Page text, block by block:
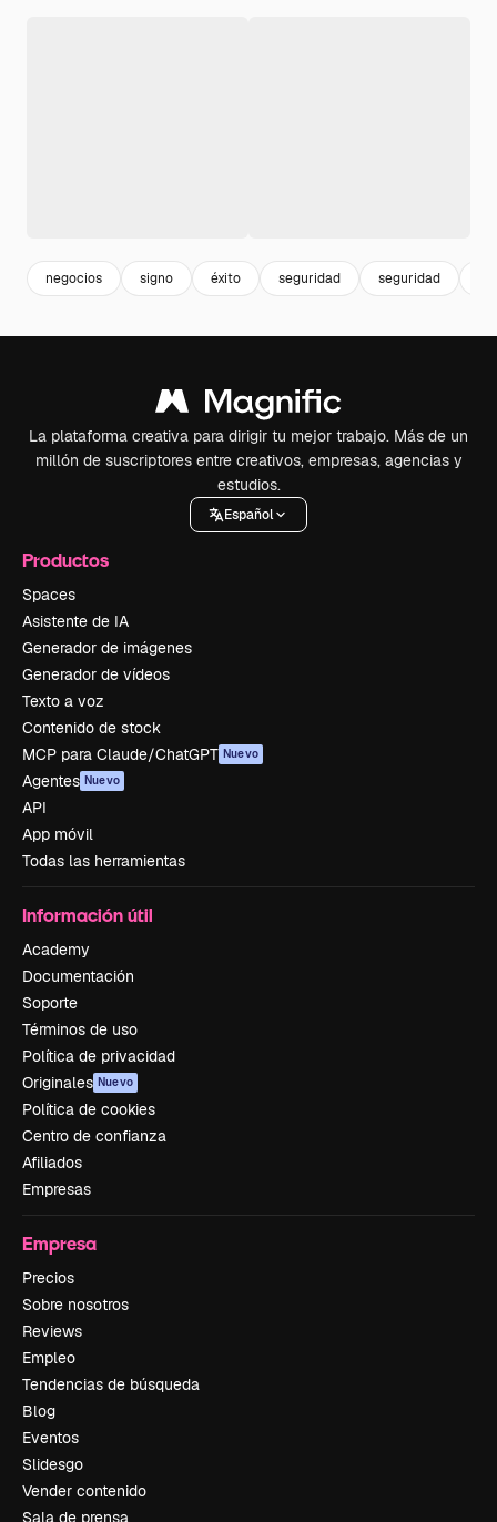
negocios signo éxito seguridad seguridad
La plataforma creativa para dirigir tu mejor trabajo. Más de un
millón de suscriptores entre creativos, empresas, agencias y
estudios.
Español
Productos
Spaces
Asistente de IA
Generador de imágenes
Generador de vídeos
Texto a voz
Contenido de stock
MCP para Claude/ChatGPT Nuevo
Agentes Nuevo
API
App móvil
Todas las herramientas
Información útil
Academy
Documentación
Soporte
Términos de uso
Política de privacidad
Originales Nuevo
Política de cookies
Centro de confianza
Afiliados
Empresas
Empresa
Precios
Sobre nosotros
Reviews
Empleo
Tendencias de búsqueda
Blog
Eventos
Slidesgo
Vender contenido
Sala de prensa